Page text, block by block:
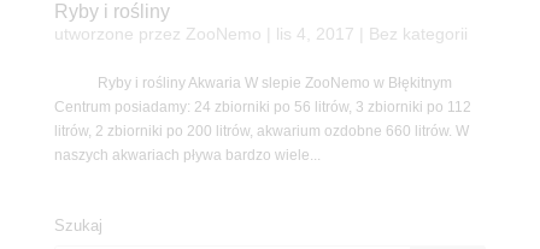
Ryby i rośliny
utworzone przez ZooNemo lis 4, 2017 | Bez kategorii
Ryby i rośliny Akwaria W slepie ZooNemo w Błękitnym
Centrum posiadamy: 24 zbiorniki po 56 litrów, 3 zbiorniki po 112
litrów, 2 zbiorniki po 200 litrów, akwarium ozdobne 660 litrów. W
naszych akwariach pływa bardzo wiele...
Szukaj